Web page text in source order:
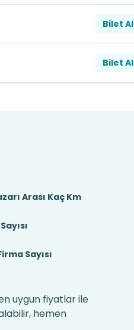
Bilet Al
Bilet Al
Arası Kaç Km
Sayısı
uygun fiyatlar ile
hemen